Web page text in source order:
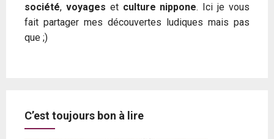
société, voyages et culture nippone. Ici je vous
fait partager mes découvertes ludiques mais pas
que ;)
C’est toujours bon à lire